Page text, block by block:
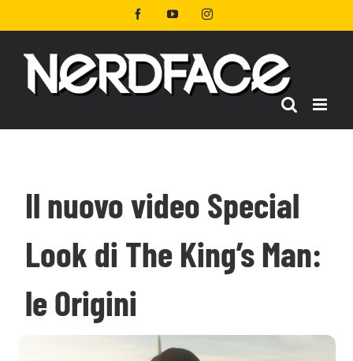
al
FacebookYouTubeInstagram
Il nuovo video Special
Look di The King’s Man:
le Origini